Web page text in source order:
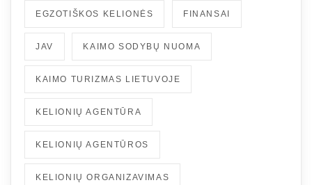
EGZOTIŠKOS KELIONĖS FINANSAI
JAV KAIMO SODYBŲ NUOMA
KAIMO TURIZMAS LIETUVOJE
KELIONIŲ AGENTŪRA
KELIONIŲ AGENTŪROS
KELIONIŲ ORGANIZAVIMAS